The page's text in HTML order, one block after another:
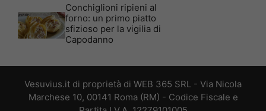
Conchiglioni ripieni al
forno: un primo piatto
sfizioso per la vigilia di
Capodanno
Vesuvius.it di proprietà di WEB 365 SRL - Via Nicola
Marchese 10, 00141 Roma (RM) - Codice Fiscale e